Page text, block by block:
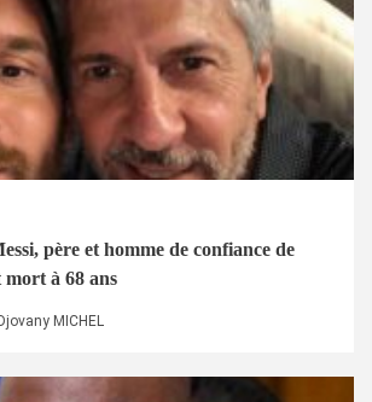
père et homme de confiance de
mort à 68 ans
MICHEL